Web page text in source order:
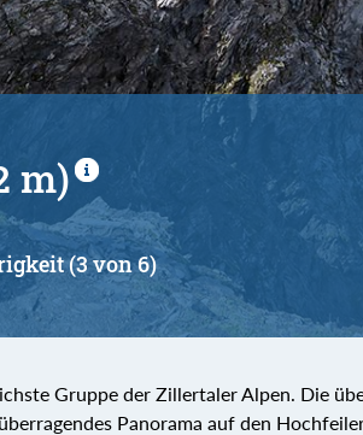
m)
(3 von 6)
Gruppe der Zillertaler Alpen. Die
Panorama auf den